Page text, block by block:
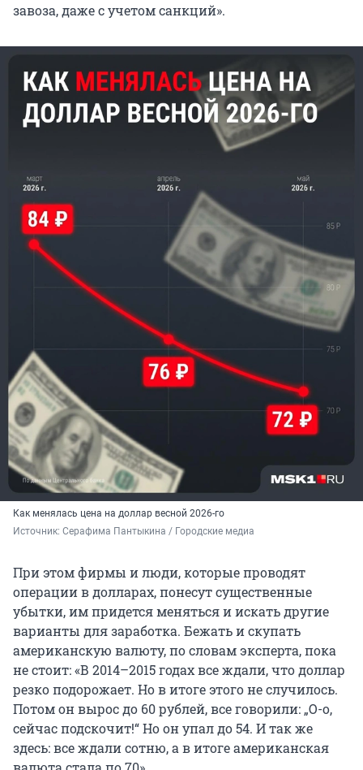
завоза, даже с учетом санкций».
Как менялась цена на доллар весной 2026-го
Источник: Серафима Пантыкина / Городские медиа
При этом фирмы и люди, которые проводят
операции в долларах, понесут существенные
убытки, им придется меняться и искать другие
варианты для заработка. Бежать и скупать
американскую валюту, по словам эксперта, пока
не стоит: «В 2014–2015 годах все ждали, что доллар
резко подорожает. Но в итоге этого не случилось.
Потом он вырос до 60 рублей, все говорили: „О-о,
сейчас подскочит!“ Но он упал до 54. И так же
здесь: все ждали сотню, а в итоге американская